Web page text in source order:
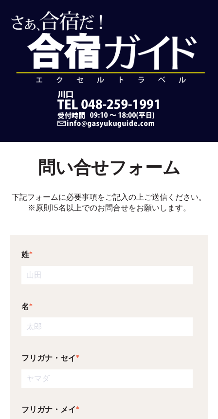
問い合せフォーム
下記フォームに必要事項をご記入の上ご送信ください。
※原則15名以上でのお問合せをお願いします。
姓*
名*
フリガナ・セイ*
フリガナ・メイ*